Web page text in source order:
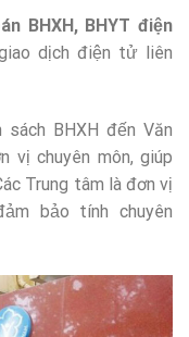
BHXH, BHYT điện
dịch điện tử liên
BHXH đến Văn
vị chuyên môn, giúp
Trung tâm là đơn vị
bảo tính chuyên